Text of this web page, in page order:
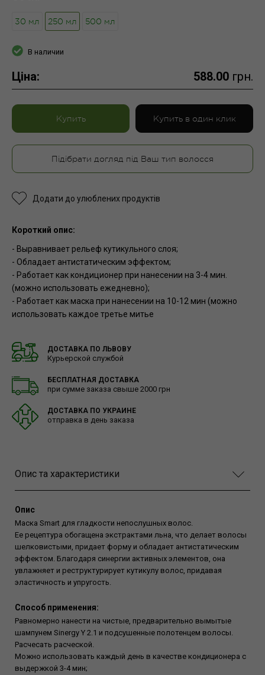
30 мл 250 мл 500 мл
В наличии
Ціна: 588.00 грн.
Купить Купить в один клик
Підібрати догляд під Ваш тип волосся
Додати до улюблених продуктів
Короткий опис:
- Выравнивает рельеф кутикульного слоя;
- Обладает антистатическим эффектом;
- Работает как кондиционер при нанесении на 3-4 мин.
(можно использовать ежедневно);
- Работает как маска при нанесении на 10-12 мин (можно
использовать каждое третье митье
ДОСТАВКА ПО ЛЬВОВУ
Курьерской службой
БЕСПЛАТНАЯ ДОСТАВКА
при сумме заказа свыше 2000 грн
ДОСТАВКА ПО УКРАИНЕ
отправка в день заказа
Опис та характеристики
Опис
Маска Smart для гладкости непослушных волос.
Ее рецептура обогащена экстрактами льна, что делает волосы
шелковистыми, придает форму и обладает антистатическим
эффектом. Благодаря синергии активных элементов, она
увлажняет и реструктурирует кутикулу волос, придавая
эластичность и упругость.
Способ применения:
Равномерно нанести на чистые, предварительно вымытые
шампунем Sinergy Y 2.1 и подсушенные полотенцем волосы.
Расчесать расческой.
Можно использовать каждый день в качестве кондиционера с
выдержкой 3-4 мин;